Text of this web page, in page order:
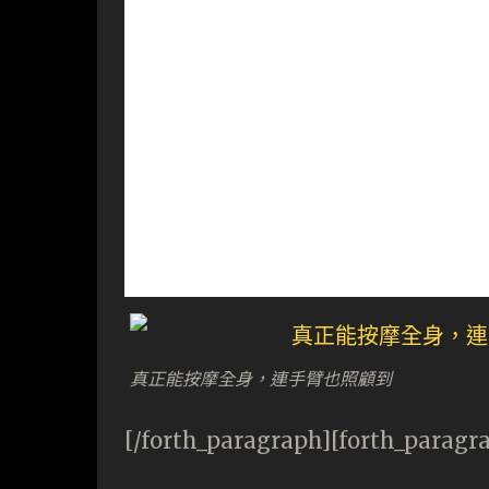
真正能按摩全身，連手臂也照顧到
[/